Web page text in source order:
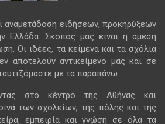
αναμετάδοση ειδήσεων, προκηρύξεων
Ελλάδα. Σκοπός μας είναι η άμεση
Οι ιδέες, τα κείμενα και τα σχόλια
αποτελούν αντικείμενο μας και σε
με τα παραπάνω.
στο κέντρο της Αθήνας και
των σχολείων, της πόλης και της
εμπειρία και γνώση σε όλα τα